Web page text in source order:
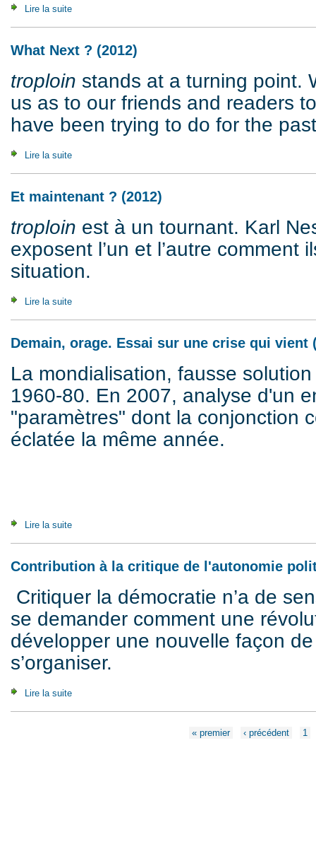
Lire la suite
What Next ? (2012)
troploin stands at a turning point.
us as to our friends and readers
have been trying to do for the
Lire la suite
Et maintenant ? (2012)
troploin est à un tournant. Karl
exposent l’un et l’autre comment
situation.
Lire la suite
Demain, orage. Essai sur une crise qui vient
La mondialisation, fausse
1960-80. En 2007, analyse d'un
"paramètres" dont la conjonction
éclatée la même année.
Lire la suite
Contribution à la critique de l'autonomie
Critiquer la démocratie n’a de
se demander comment une
développer une nouvelle façon
s’organiser.
Lire la suite
« premier ‹ précédent 1